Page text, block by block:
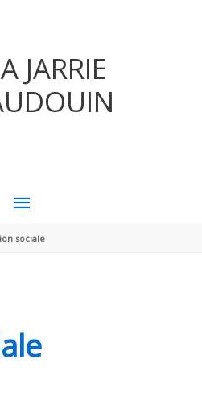
JARRIE
MENU
PRINCIPAL
sociale